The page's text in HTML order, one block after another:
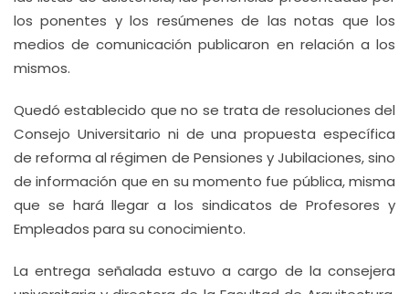
los ponentes y los resúmenes de las notas que los
medios de comunicación publicaron en relación a los
mismos.
Quedó establecido que no se trata de resoluciones del
Consejo Universitario ni de una propuesta específica
de reforma al régimen de Pensiones y Jubilaciones, sino
de información que en su momento fue pública, misma
que se hará llegar a los sindicatos de Profesores y
Empleados para su conocimiento.
La entrega señalada estuvo a cargo de la consejera